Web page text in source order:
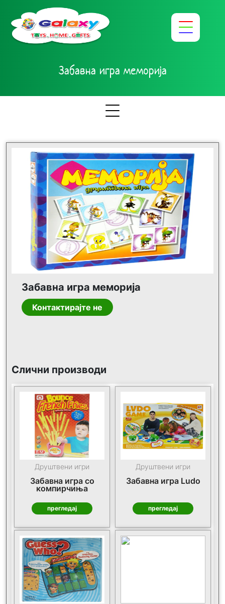
Забавна игра меморија
Забавна игра меморија
Контактирајте не
Слични производи
Друштвени игри
Забавна игра со
компирчиња
прегледај
Друштвени игри
Забавна игра Ludo
прегледај